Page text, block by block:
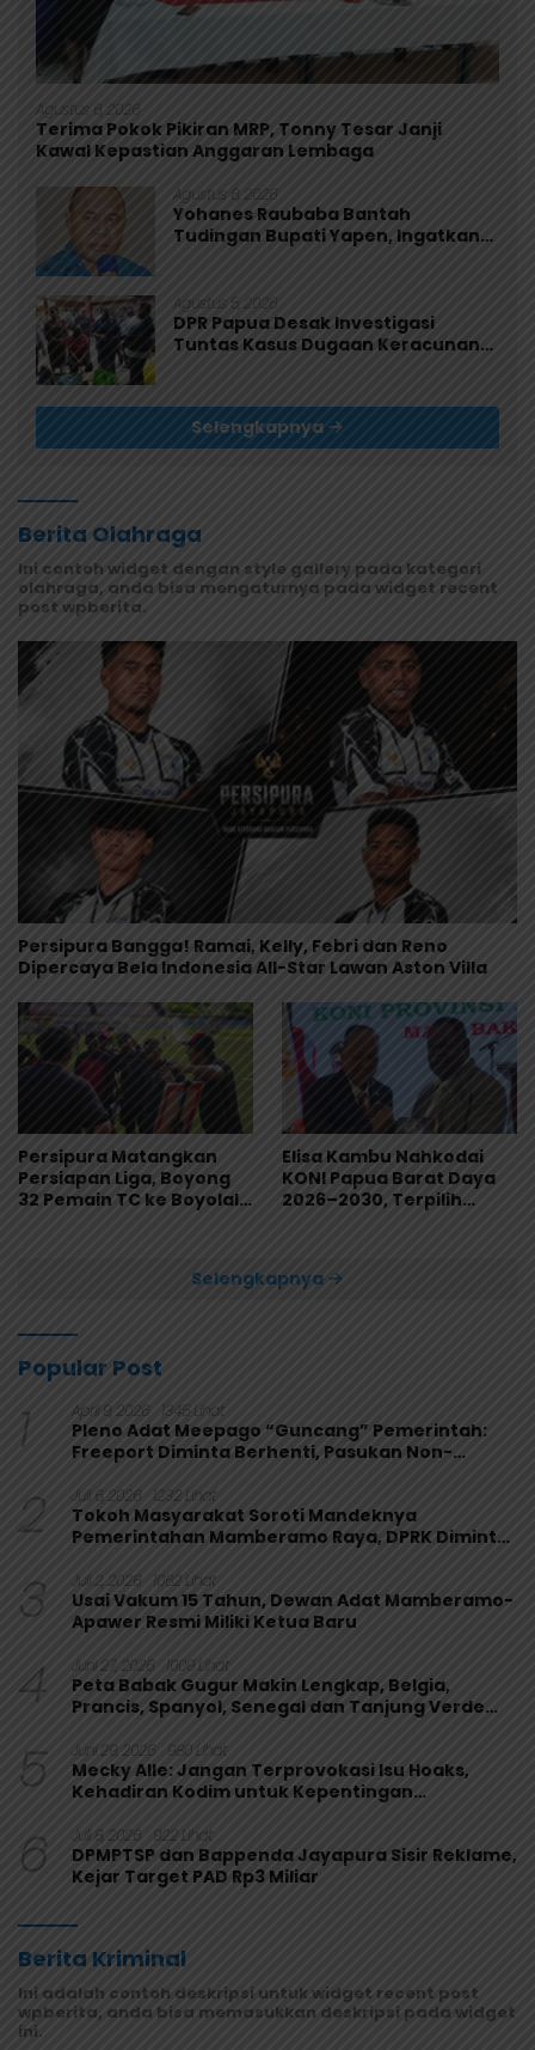
Agustus 6, 2026
Terima Pokok Pikiran MRP, Tonny Tesar Janji
Kawal Kepastian Anggaran Lembaga
Agustus 6, 2026
Yohanes Raubaba Bantah
Tudingan Bupati Yapen, Ingatkan
Agustus 5, 2026
DPR Papua Desak Investigasi
Tuntas Kasus Dugaan Keracunan
Selengkapnya
Berita Olahraga
Ini contoh widget dengan style gallery pada kategori
olahraga, anda bisa mengaturnya pada widget recent
post wpberita.
Persipura Bangga! Ramai, Kelly, Febri dan Reno
Dipercaya Bela Indonesia All-Star Lawan Aston Villa
Persipura Matangkan
Persiapan Liga, Boyong
32 Pemain TC ke Boyolali
Elisa Kambu Nahkodai
KONI Papua Barat Daya
2026–2030, Terpilih
Selengkapnya
Popular Post
1 April 9, 2026 1345 Lihat
Pleno Adat Meepago “Guncang” Pemerintah:
Freeport Diminta Berhenti, Pasukan Non-
2 Juli 6, 2026 1232 Lihat
Tokoh Masyarakat Soroti Mandeknya
Pemerintahan Mamberamo Raya, DPRK Diminta
3 Juli 2, 2026 1062 Lihat
Usai Vakum 15 Tahun, Dewan Adat Mamberamo-
Apawer Resmi Miliki Ketua Baru
4 Juni 27, 2026 1009 Lihat
Peta Babak Gugur Makin Lengkap, Belgia,
Prancis, Spanyol, Senegal dan Tanjung Verde
5 Juni 29, 2026 980 Lihat
Mecky Alle: Jangan Terprovokasi Isu Hoaks,
Kehadiran Kodim untuk Kepentingan
6 Juli 8, 2026 922 Lihat
DPMPTSP dan Bappenda Jayapura Sisir Reklame,
Kejar Target PAD Rp3 Miliar
Berita Kriminal
Ini adalah contoh deskripsi untuk widget recent post
wpberita, anda bisa memasukkan deskripsi pada widget
ini.